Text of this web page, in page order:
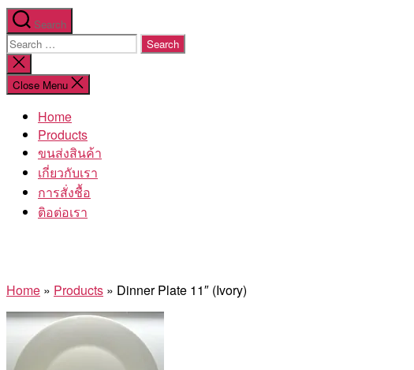
Search
Search
for:
Close
search
Close Menu
Home
Products
ขนส่งสินค้า
เกี่ยวกับเรา
การสั่งชื้อ
ติอต่อเรา
Home » Products » Dinner Plate 11″ (Ivory)